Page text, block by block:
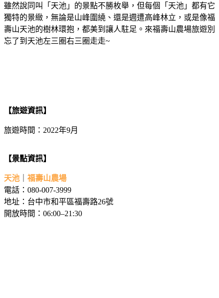
雖然說同叫「天池」的景點不勝枚舉，但每個「天池」都有它
獨特的景緻，無論是山峰圍繞、還是週遭高峰林立，或是像福
壽山天池的樹林環抱，都美到讓人駐足。來福壽山農場旅遊別
忘了到天池左三圈右三圈走走~
【旅遊資訊】
旅遊時間：2022年9月
【景點資訊】
天池
福壽山農場
電話：080-007-3999
地址：台中市和平區福壽路26號
開放時間：06:00–21:30